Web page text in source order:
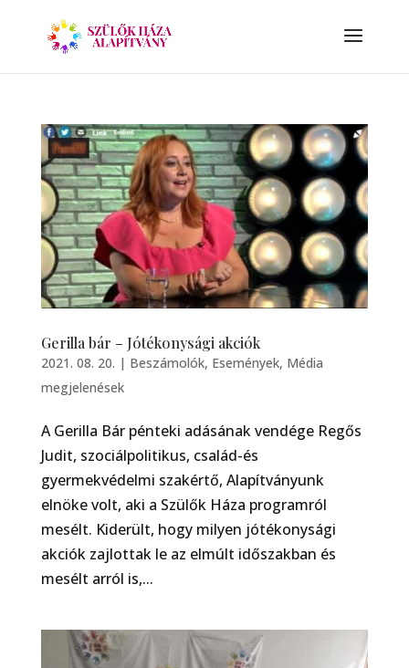
Gerilla bár – Jótékonysági akciók
2021. 08. 20. | Beszámolók, Események, Média
megjelenések
A Gerilla Bár pénteki adásának vendége Regős
Judit, szociálpolitikus, család-és
gyermekvédelmi szakértő, Alapítványunk
elnöke volt, aki a Szülők Háza programról
mesélt. Kiderült, hogy milyen jótékonysági
akciók zajlottak le az elmúlt időszakban és
mesélt arról is,...